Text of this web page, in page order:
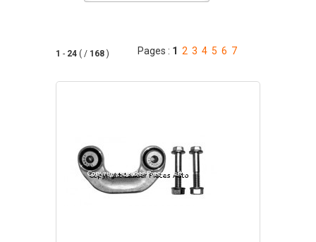
1 - 24 ( / 168 ) Pages : 1 2 3 4 5 6 7